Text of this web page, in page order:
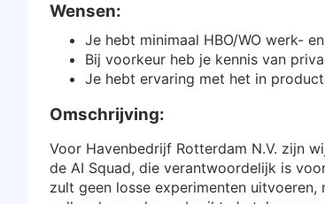
Wensen:
Je hebt minimaal HBO/WO werk-
Bij voorkeur heb je kennis van
Je hebt ervaring met het in
Omschrijving:
Voor Havenbedrijf Rotterdam N.V. zijn
de AI Squad, die verantwoordelijk is
zult geen losse experimenten